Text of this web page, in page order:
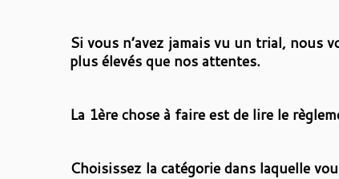
Si vous n’avez jamais vu un trial, nous
plus élevés que nos attentes.
La 1ère chose à faire est de lire le
Choisissez la catégorie dans laquelle